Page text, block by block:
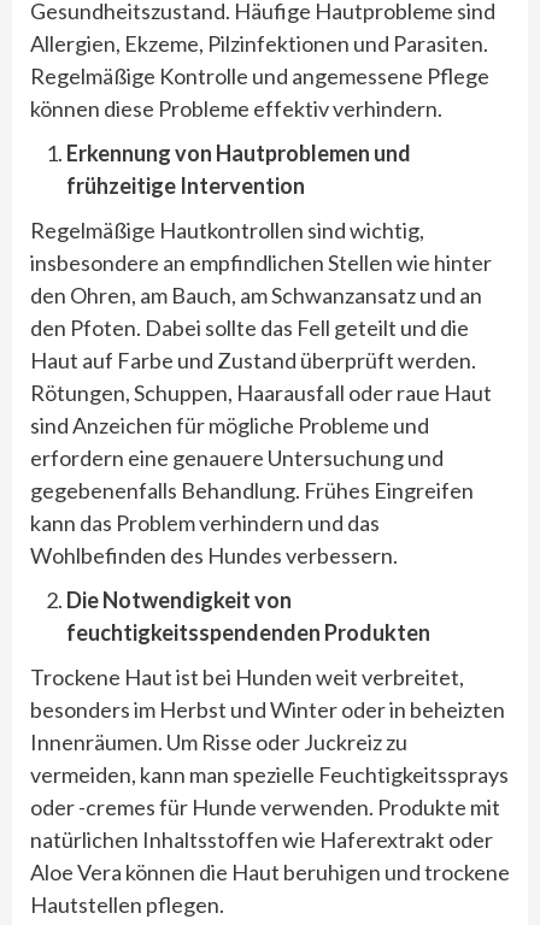
Gesundheitszustand. Häufige Hautprobleme sind
Allergien, Ekzeme, Pilzinfektionen und Parasiten.
Regelmäßige Kontrolle und angemessene Pflege
können diese Probleme effektiv verhindern.
Erkennung von Hautproblemen und
frühzeitige Intervention
Regelmäßige Hautkontrollen sind wichtig,
insbesondere an empfindlichen Stellen wie hinter
den Ohren, am Bauch, am Schwanzansatz und an
den Pfoten. Dabei sollte das Fell geteilt und die
Haut auf Farbe und Zustand überprüft werden.
Rötungen, Schuppen, Haarausfall oder raue Haut
sind Anzeichen für mögliche Probleme und
erfordern eine genauere Untersuchung und
gegebenenfalls Behandlung. Frühes Eingreifen
kann das Problem verhindern und das
Wohlbefinden des Hundes verbessern.
Die Notwendigkeit von
feuchtigkeitsspendenden Produkten
Trockene Haut ist bei Hunden weit verbreitet,
besonders im Herbst und Winter oder in beheizten
Innenräumen. Um Risse oder Juckreiz zu
vermeiden, kann man spezielle Feuchtigkeitssprays
oder -cremes für Hunde verwenden. Produkte mit
natürlichen Inhaltsstoffen wie Haferextrakt oder
Aloe Vera können die Haut beruhigen und trockene
Hautstellen pflegen.